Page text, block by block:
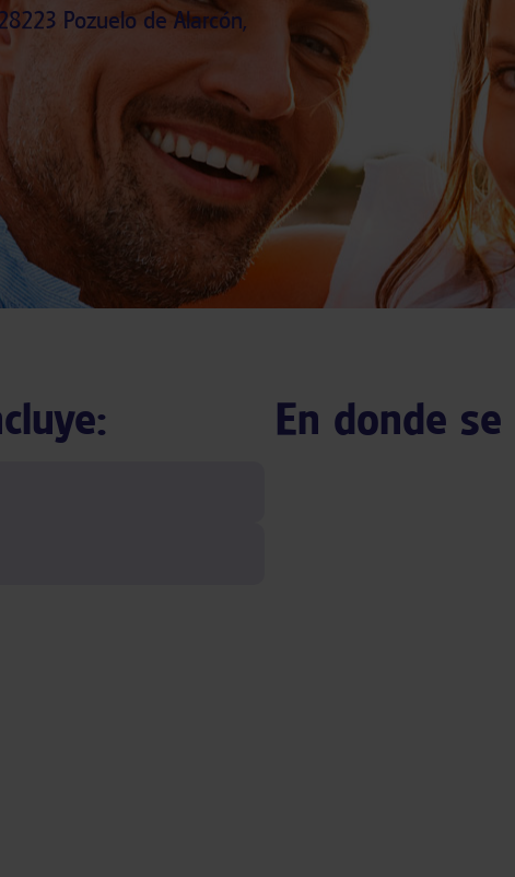
Pozuelo de Alarcón,
En donde